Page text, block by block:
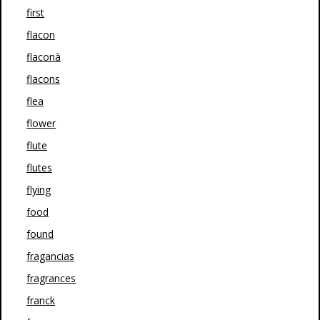
first
flacon
flaconà
flacons
flea
flower
flute
flutes
flying
food
found
fragancias
fragrances
franck